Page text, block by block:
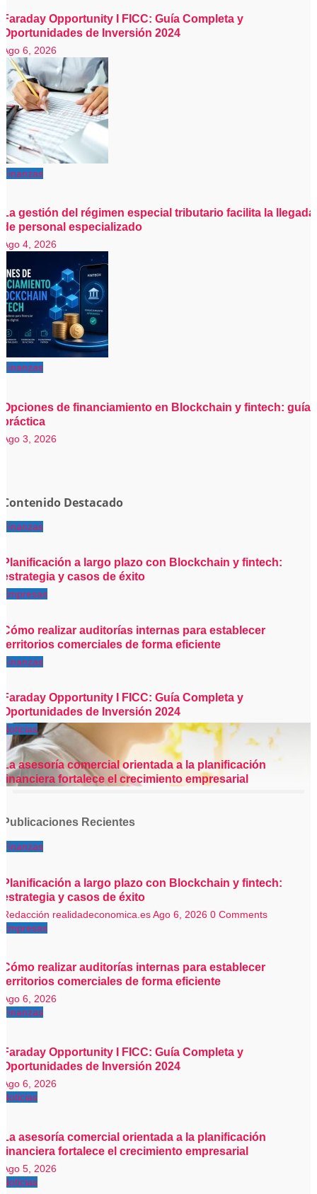
Faraday Opportunity I FICC: Guía Completa y
Oportunidades de Inversión 2024
Ago 6, 2026
Finanzas
La gestión del régimen especial tributario facilita la llegada
de personal especializado
Ago 4, 2026
Finanzas
Opciones de financiamiento en Blockchain y fintech: guía
práctica
Ago 3, 2026
Contenido Destacado
Finanzas
Planificación a largo plazo con Blockchain y fintech:
estrategia y casos de éxito
Empresas
Cómo realizar auditorías internas para establecer
territorios comerciales de forma eficiente
Finanzas
Faraday Opportunity I FICC: Guía Completa y
Oportunidades de Inversión 2024
Noticias
La asesoría comercial orientada a la planificación
financiera fortalece el crecimiento empresarial
Publicaciones Recientes
Finanzas
Planificación a largo plazo con Blockchain y fintech:
estrategia y casos de éxito
Redacción realidadeconomica.esAgo 6, 2026 0 Comments
Empresas
Cómo realizar auditorías internas para establecer
territorios comerciales de forma eficiente
Ago 6, 2026
Finanzas
Faraday Opportunity I FICC: Guía Completa y
Oportunidades de Inversión 2024
Ago 6, 2026
Noticias
La asesoría comercial orientada a la planificación
financiera fortalece el crecimiento empresarial
Ago 5, 2026
Noticias